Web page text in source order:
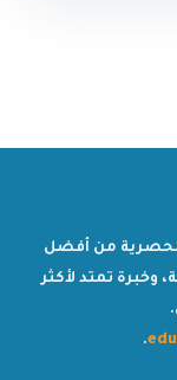
من أفضل
تمتد لأكثر
.